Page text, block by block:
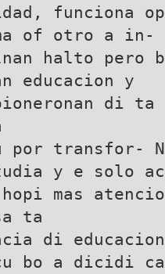
funciona
of otro a in-
halto pero
educacion y
di ta
por transfor-
y e solo
hopi mas
ta
di
bo a dicidi